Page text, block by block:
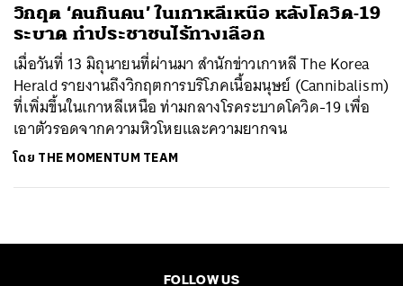
วิกฤต ‘คนกินคน’ ในเกาหลีเหนือ หลังโควิด-19
ระบาด ทำประชาชนไร้ทางเลือก
เมื่อวันที่ 13 มิถุนายนที่ผ่านมา สำนักข่าวเกาหลี The Korea
Herald รายงานถึงวิกฤตการบริโภคเนื้อมนุษย์ (Cannibalism)
ที่เพิ่มขึ้นในเกาหลีเหนือ ท่ามกลางโรคระบาดโควิด-19 เพื่อ
เอาตัวรอดจากความหิวโหยและความยากจน
โดย THE MOMENTUM TEAM
FOLLOW US